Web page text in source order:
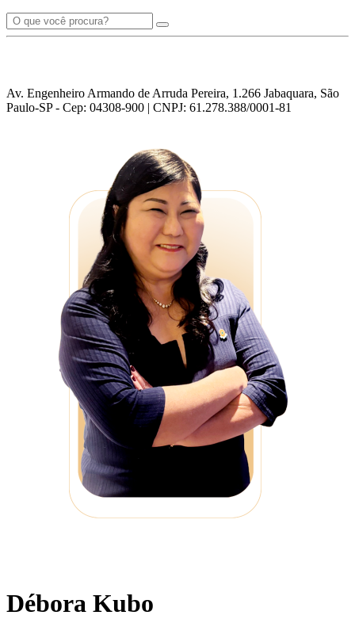
Av. Engenheiro Armando de Arruda Pereira, 1.266 Jabaquara, São
Paulo-SP - Cep: 04308-900 | CNPJ: 61.278.388/0001-81
Débora Kubo